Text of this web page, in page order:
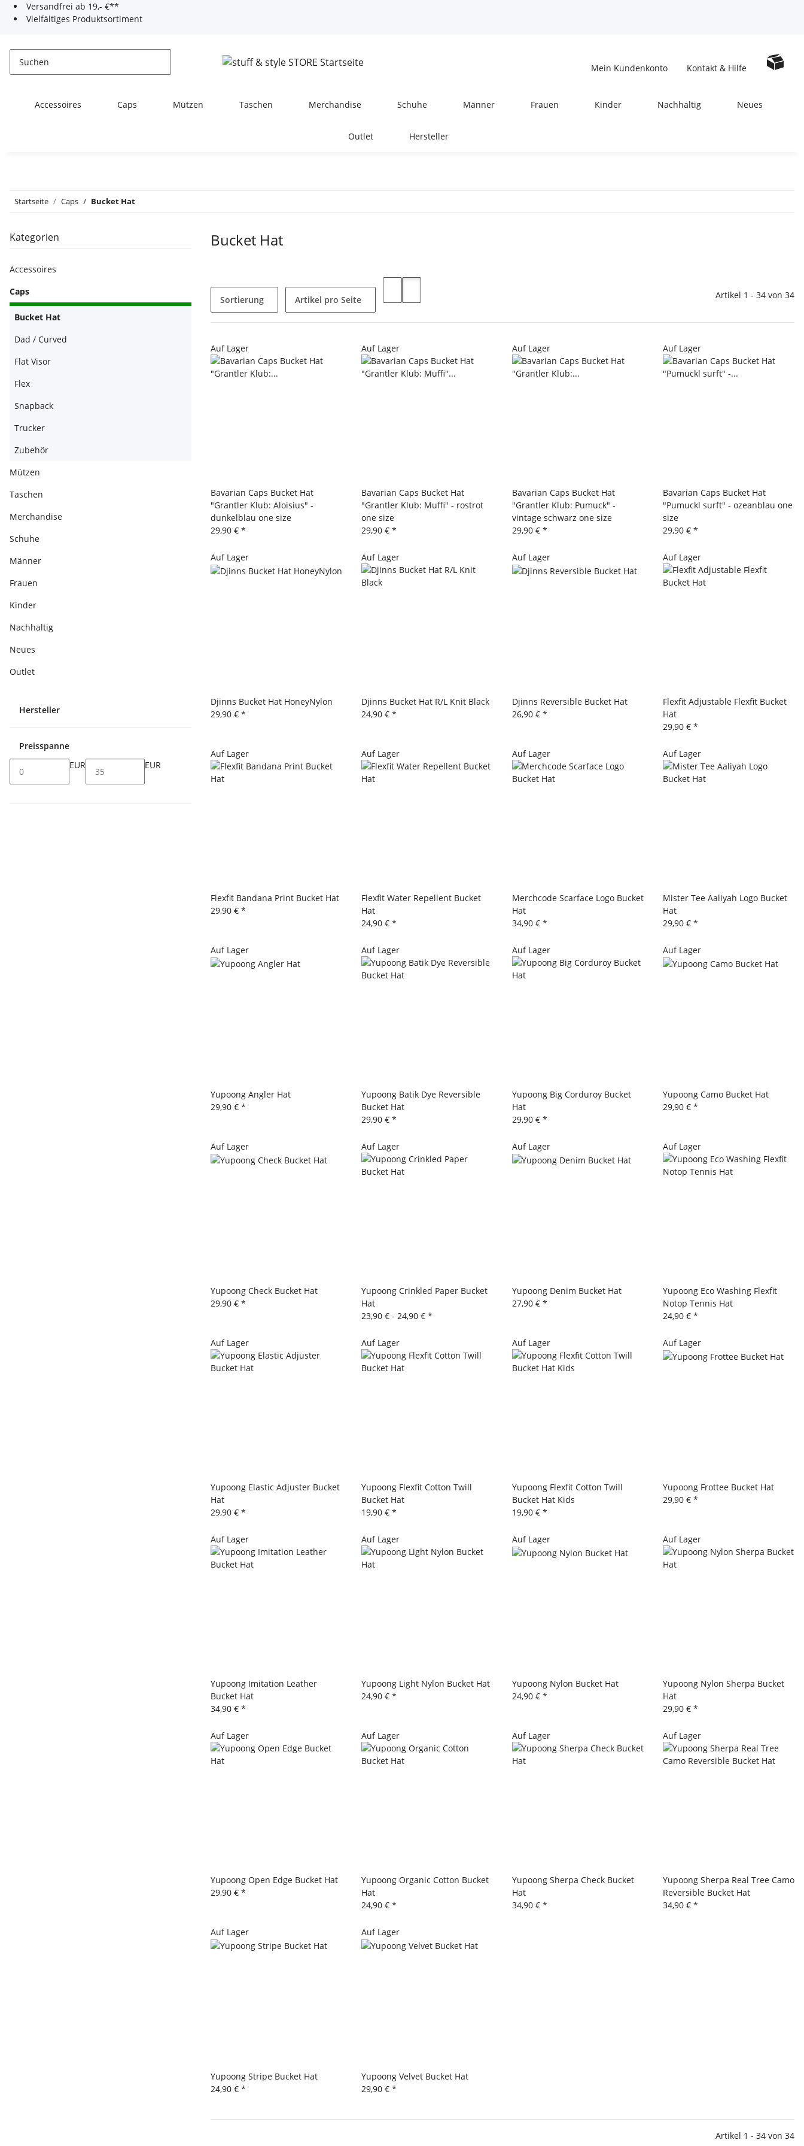
Versandfrei ab 19,- €**
Vielfältiges Produktsortiment
Mein Kundenkonto Kontakt & Hilfe
Accessoires Caps Mützen Taschen Merchandise Schuhe Männer Frauen Kinder Nachhaltig Neues
Outlet Hersteller
Startseite Caps Bucket Hat
Bucket Hat
Sortierung Artikel pro Seite Artikel 1 - 34 von 34
Auf Lager
Bavarian Caps Bucket Hat
"Grantler Klub: Aloisius" -
dunkelblau one size
29,90 € *
Auf Lager
Bavarian Caps Bucket Hat
"Grantler Klub: Muffi" - rostrot
one size
29,90 € *
Auf Lager
Bavarian Caps Bucket Hat
"Grantler Klub: Pumuck" -
vintage schwarz one size
29,90 € *
Auf Lager
Bavarian Caps Bucket Hat
"Pumuckl surft" - ozeanblau one
size
29,90 € *
Auf Lager
Djinns Bucket Hat HoneyNylon
29,90 € *
Auf Lager
Djinns Bucket Hat R/L Knit Black
24,90 € *
Auf Lager
Djinns Reversible Bucket Hat
26,90 € *
Auf Lager
Flexfit Adjustable Flexfit Bucket
Hat
29,90 € *
Auf Lager
Flexfit Bandana Print Bucket Hat
29,90 € *
Auf Lager
Flexfit Water Repellent Bucket
Hat
24,90 € *
Auf Lager
Merchcode Scarface Logo Bucket
Hat
34,90 € *
Auf Lager
Mister Tee Aaliyah Logo Bucket
Hat
29,90 € *
Auf Lager
Yupoong Angler Hat
29,90 € *
Auf Lager
Yupoong Batik Dye Reversible
Bucket Hat
29,90 € *
Auf Lager
Yupoong Big Corduroy Bucket
Hat
29,90 € *
Auf Lager
Yupoong Camo Bucket Hat
29,90 € *
Auf Lager
Yupoong Check Bucket Hat
29,90 € *
Auf Lager
Yupoong Crinkled Paper Bucket
Hat
23,90 € - 24,90 € *
Auf Lager
Yupoong Denim Bucket Hat
27,90 € *
Auf Lager
Yupoong Eco Washing Flexfit
Notop Tennis Hat
24,90 € *
Auf Lager
Yupoong Elastic Adjuster Bucket
Hat
29,90 € *
Auf Lager
Yupoong Flexfit Cotton Twill
Bucket Hat
19,90 € *
Auf Lager
Yupoong Flexfit Cotton Twill
Bucket Hat Kids
19,90 € *
Auf Lager
Yupoong Frottee Bucket Hat
29,90 € *
Auf Lager
Yupoong Imitation Leather
Bucket Hat
34,90 € *
Auf Lager
Yupoong Light Nylon Bucket Hat
24,90 € *
Auf Lager
Yupoong Nylon Bucket Hat
24,90 € *
Auf Lager
Yupoong Nylon Sherpa Bucket
Hat
29,90 € *
Auf Lager
Yupoong Open Edge Bucket Hat
29,90 € *
Auf Lager
Yupoong Organic Cotton Bucket
Hat
24,90 € *
Auf Lager
Yupoong Sherpa Check Bucket
Hat
34,90 € *
Auf Lager
Yupoong Sherpa Real Tree Camo
Reversible Bucket Hat
34,90 € *
Auf Lager
Yupoong Stripe Bucket Hat
24,90 € *
Auf Lager
Yupoong Velvet Bucket Hat
29,90 € *
Artikel 1 - 34 von 34
Kategorien
Accessoires
Caps
Bucket Hat
Dad / Curved
Flat Visor
Flex
Snapback
Trucker
Zubehör
Mützen
Taschen
Merchandise
Schuhe
Männer
Frauen
Kinder
Nachhaltig
Neues
Outlet
Hersteller
Preisspanne
EUR
EUR